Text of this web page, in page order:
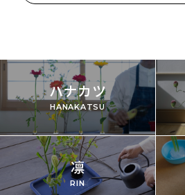
ハナカツ
HANAKATSU
凛
RIN